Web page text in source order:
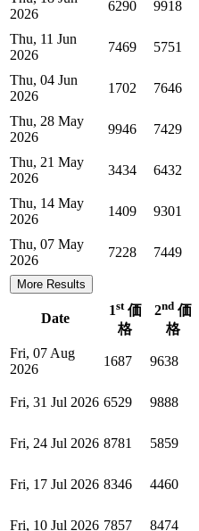
2026
6290 9918
Thu, 11 Jun
2026
7469 5751
Thu, 04 Jun
2026
1702 7646
Thu, 28 May
2026
9946 7429
Thu, 21 May
2026
3434 6432
Thu, 14 May
2026
1409 9301
Thu, 07 May
2026
7228 7449
More Results
Date
1st価
格
2nd 価
格
Fri, 07 Aug
2026
1687 9638
Fri, 31 Jul 2026 6529 9888
Fri, 24 Jul 2026 8781 5859
Fri, 17 Jul 2026 8346 4460
Fri, 10 Jul 2026 7857 8474